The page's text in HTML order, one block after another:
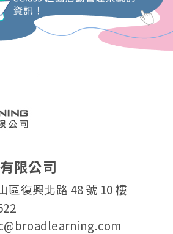
限公司
區復興北路 48 號 10 樓